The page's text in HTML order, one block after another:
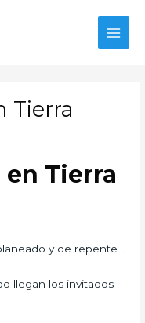
Tierra
Tierra
y de repente…
llegan los invitados